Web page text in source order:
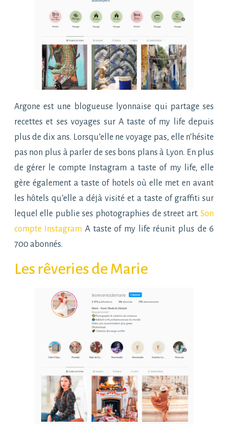
Argone est une blogueuse lyonnaise qui partage ses
recettes et ses voyages sur A taste of my life depuis
plus de dix ans. Lorsqu’elle ne voyage pas, elle n’hésite
pas non plus à parler de ses bons plans à Lyon. En plus
de gérer le compte Instagram a taste of my life, elle
gère également a taste of hotels où elle met en avant
les hôtels qu’elle a déjà visité et a taste of graffiti sur
lequel elle publie ses photographies de street art.Son
compte Instagram A taste of my life réunit plus de 6
700 abonnés.
Les rêveries de Marie